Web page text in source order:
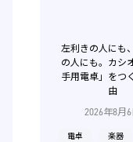
2026年8月6
電卓 楽器
左利きの人にも
の人にも。カシ
手用電卓」をつ
由